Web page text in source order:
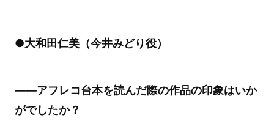
●大和田仁美（今井みどり役）
――アフレコ台本を読んだ際の作品の印象はいか
がでしたか？